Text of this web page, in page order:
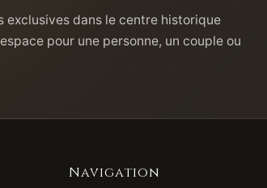
exclusives dans le centre historique
pour une personne, un couple ou
Navigation